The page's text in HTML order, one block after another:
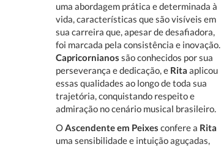
uma abordagem prática e determinada à
vida, características que são visíveis em
sua carreira que, apesar de desafiadora,
foi marcada pela consistência e inovação.
Capricornianos são conhecidos por sua
perseverança e dedicação, e Rita aplicou
essas qualidades ao longo de toda sua
trajetória, conquistando respeito e
admiração no cenário musical brasileiro.
OAscendente em Peixes confere a Rita
uma sensibilidade e intuição aguçadas,